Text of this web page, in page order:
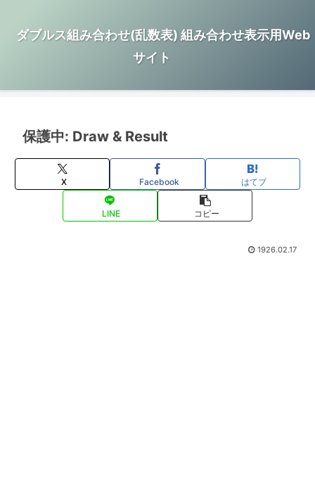
ダブルス組み合わせ(乱数表) 組み合わせ表示用Web
サイト
保護中: Draw & Result
X Facebook はてブ
LINE コピー
1926.02.17